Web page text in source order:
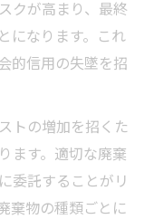
クが高まり、最終
になります。これ
的信用の失墜を招
トの増加を招くた
ます。適切な廃棄
委託することがリ
棄物の種類ごとに